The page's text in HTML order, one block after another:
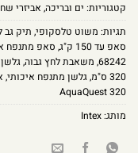
קטגוריות: ים ובריכה, אביזרי
תגיות: משוט טלסקופי, תיק
סאפ עד 150 ק"ג
, סאפ מתנפח
68242
, משאבת לחץ גבוה,
320 ס"מ
,גלשן מתנפח איכותי,
AquaQuest 320
מותג:Intex